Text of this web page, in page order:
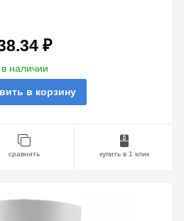
₽
в наличии
в корзину
сравнить купить в 1 клик